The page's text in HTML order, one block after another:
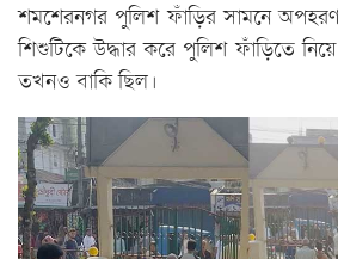
শমশেরনগর পুলিশ ফাঁড়ির সামনে
শিশুটিকে উদ্ধার করে পুলিশ ফাঁড়িতে
তখনও বাকি ছিল।